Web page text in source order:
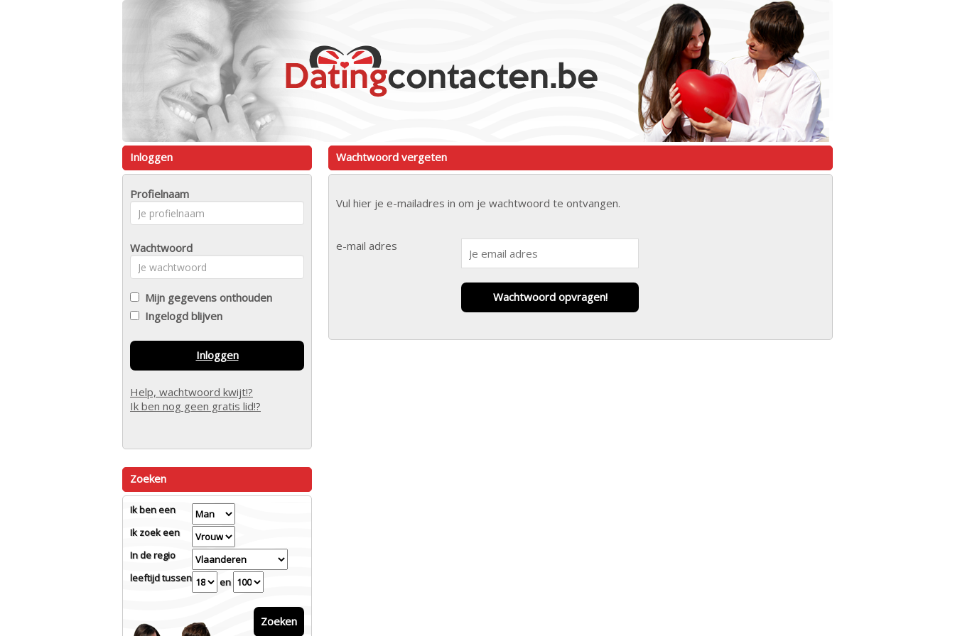
Wachtwoord vergeten
Vul hier je e-mailadres in om je wachtwoord te ontvangen.
e-mail adres
Wachtwoord opvragen!
Inloggen
Profielnaam
Wachtwoord
Mijn gegevens onthouden
Ingelogd blijven
Inloggen
Help, wachtwoord kwijt!?
Ik ben nog geen gratis lid!?
Zoeken
Ik ben een
Ik zoek een
In de regio
leeftijd tussen
en
Zoeken